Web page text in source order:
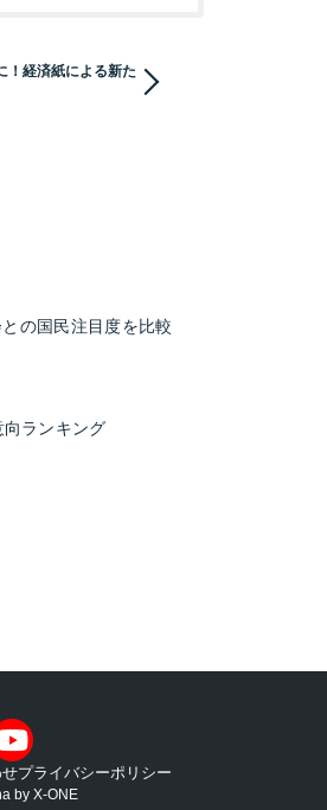
！経済紙による新た
の国民注目度を比較
ランキング
プライバシーポリシー
by X-ONE